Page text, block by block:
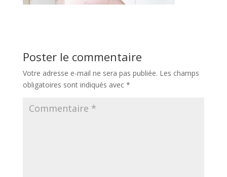
Poster le commentaire
Votre adresse e-mail ne sera pas publiée. Les champs
obligatoires sont indiqués avec *